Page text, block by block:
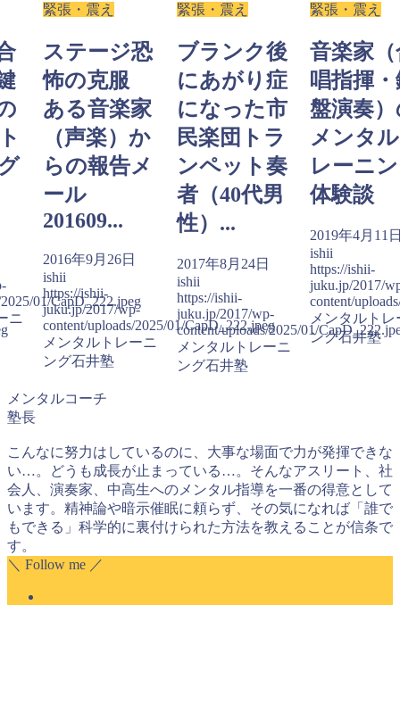
01/CapD_222.jpeg
ニ
緊張・震え
ステージ恐
怖の克服
ある音楽家
（声楽）か
らの報告メ
ール
201609...
2016年9月26日
ishii
https://ishii-
juku.jp/2017/wp-
content/uploads/2025/01/CapD_222.jpeg
メンタルトレーニ
ング石井塾
緊張・震え
ブランク後
にあがり症
になった市
民楽団トラ
ンペット奏
者（40代男
性）...
2017年8月24日
ishii
https://ishii-
juku.jp/2017/wp-
content/uploads/2025/01/
メンタルトレーニ
ング石井塾
緊張・震え
音楽家
唱指揮
盤演奏
メンタ
レーニ
体験談
2019年4月11
ishii
https://ishii-
juku.jp/2017/
content/
メンタルトレ
ング石井塾
メンタルコーチ
塾長
こんなに努力はしているのに、大事な場面で力が発揮できな
い…。どうも成長が止まっている…。そんなアスリート、社
会人、演奏家、中高生へのメンタル指導を一番の得意として
います。精神論や暗示催眠に頼らず、その気になれば「誰で
もできる」科学的に裏付けられた方法を教えることが信条で
す。
＼ Follow me ／